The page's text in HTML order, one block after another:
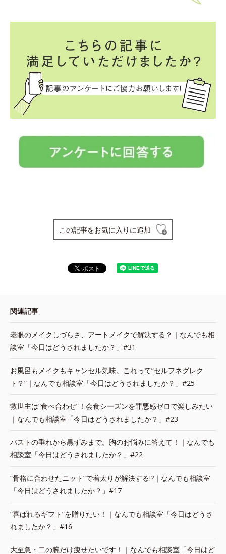
この記事をお気に入りに追加
関連記事
老眼のメイクしづらさ、アートメイクで解決する？｜なんでも相
談室「今日はどうされましたか？」#31
お風呂もメイクもキャンセル気味。これって“セルフネグレク
ト？”｜なんでも相談室「今日はどうされましたか？」#25
救世主は“食べ合わせ”！会食シーズンを罪悪感ゼロで楽しみたい
｜なんでも相談室「今日はどうされましたか？」#23
バストの垂れから黒ずみまで。胸のお悩みに答えて！｜なんでも
相談室「今日はどうされましたか？」#22
“骨格に合わせたニット”で着太りが解決する!?｜なんでも相談室
「今日はどうされましたか？」#17
“喜ばれるギフト”を贈りたい！｜なんでも相談室「今日はどうさ
れましたか？」#16
大至急・二の腕だけ痩せたいです！｜なんでも相談室「今日はど